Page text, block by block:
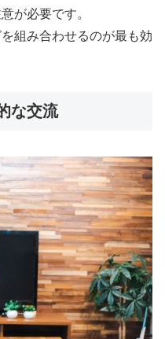
が必要です。
組み合わせるのが最も効
な交流